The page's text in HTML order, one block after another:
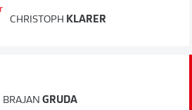
CHRISTOPH KLARER
BRAJAN GRUDA